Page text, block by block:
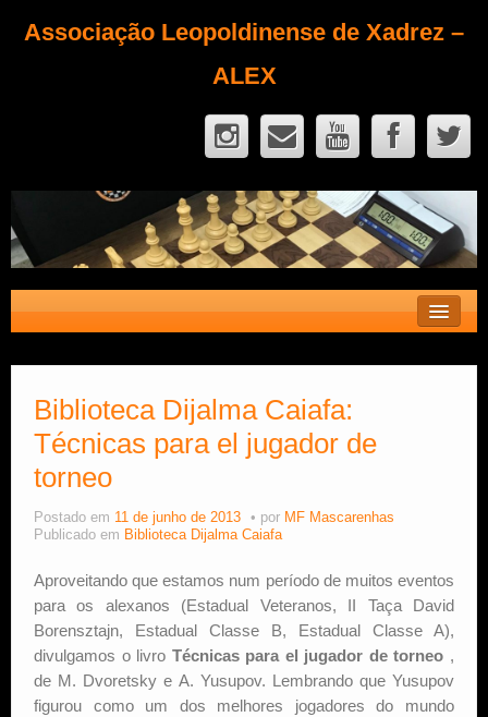
Associação Leopoldinense de Xadrez –
ALEX
Fique Sócio
Quem Somos?
Calendário
Estude Xadrez
Biblioteca Dijalma Caiafa:
Técnicas para el jugador de
torneo
Postado em 11 de junho de 2013 por MF Mascarenhas
Publicado em Biblioteca Dijalma Caiafa
Aproveitando que estamos num período de muitos eventos
para os alexanos (Estadual Veteranos, II Taça David
Borensztajn, Estadual Classe B, Estadual Classe A),
divulgamos o livro Técnicas para el jugador de torneo ,
de M. Dvoretsky e A. Yusupov. Lembrando que Yusupov
figurou como um dos melhores jogadores do mundo